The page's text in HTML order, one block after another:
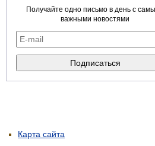
Получайте одно письмо в день с
важными новостями
Карта сайта